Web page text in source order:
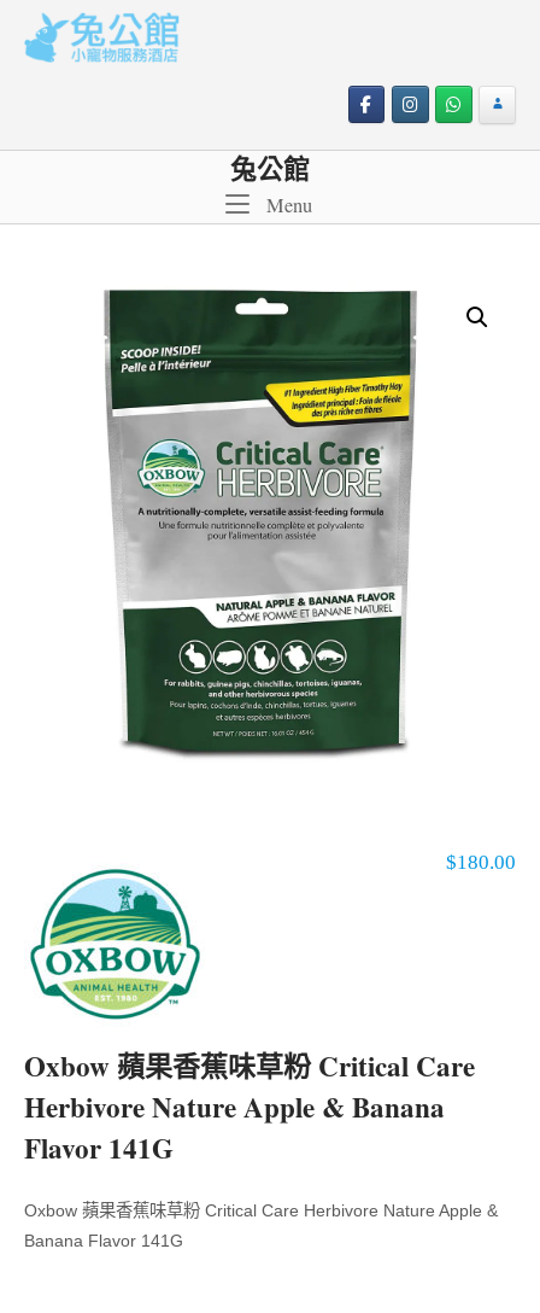
content
兔公館
MenuMenu
$180.00
Oxbow 蘋果香蕉味草粉 Critical Care
Herbivore Nature Apple & Banana
Flavor 141G
Oxbow 蘋果香蕉味草粉 Critical Care Herbivore Nature Apple &
Banana Flavor 141G